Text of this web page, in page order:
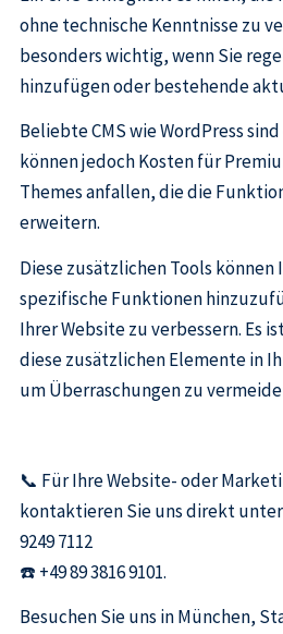
ohne technische Kenntnisse zu
besonders wichtig, wenn Sie
hinzufügen oder bestehende
Beliebte CMS wie WordPress
können jedoch Kosten für
Themes anfallen, die die
erweitern.
Diese zusätzlichen Tools können
spezifische Funktionen
Ihrer Website zu verbessern. Es
diese zusätzlichen Elemente in
um Überraschungen zu
📞 Für Ihre Website- oder
kontaktieren Sie uns direkt unter
9249 7112
☎️ +49 89 3816 9101.
Besuchen Sie uns in München,